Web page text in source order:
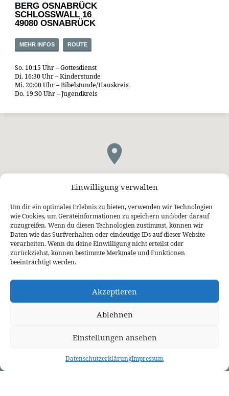
Einwilligung verwalten
Um dir ein optimales Erlebnis zu bieten, verwenden wir Technologien
wie Cookies, um Geräteinformationen zu speichern und/oder darauf
zuzugreifen. Wenn du diesen Technologien zustimmst, können wir
Daten wie das Surfverhalten oder eindeutige IDs auf dieser Website
verarbeiten. Wenn du deine Einwilligung nicht erteilst oder
zurückziehst, können bestimmte Merkmale und Funktionen
beeinträchtigt werden.
Akzeptieren
Ablehnen
Einstellungen ansehen
DatenschutzerklärungImpressum
BERG OSNABRÜCK
SCHLOSSWALL 16
49080 OSNABRÜCK
MEHR INFOS ROUTE
So. 10:15 Uhr – Gottesdienst
Di. 16:30 Uhr – Kinderstunde
Mi. 20:00 Uhr – Bibelstunde/Hauskreis
Do. 19:30 Uhr – Jugendkreis
ÜBER UNS
Wer wir sind
Unser Glaube
Kontakt
PREDIGTEN
Predigtthemen
Predigtreihen
Predigtbücher
VERANSTALTUNGEN
Kalender
Sommerfreizeit
Bekennende Evangelisch-Reformierte Gemeinde Nordhorn
Bekennende Evangelisch-Reformierte Gemeinde Gießen
Akademie für Reformatorische Theologie